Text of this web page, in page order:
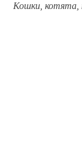
Кошки, котята,